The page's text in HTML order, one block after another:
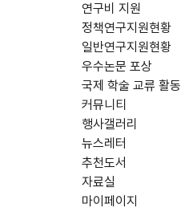
연구비 지원
정책연구지원현황
일반연구지원현황
우수논문 포상
국제 학술 교류 활동
커뮤니티
행사갤러리
뉴스레터
추천도서
자료실
마이페이지